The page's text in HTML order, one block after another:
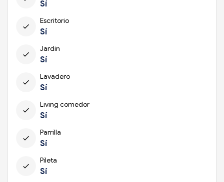
Sí
check
Escritorio
Sí
check
Jardín
Sí
check
Lavadero
Sí
check
Living comedor
Sí
check
Parrilla
Sí
check
Pileta
Sí